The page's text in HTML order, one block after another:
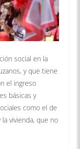
social en la
y que tiene
el ingreso
básicas y
como el de
vivienda, que no